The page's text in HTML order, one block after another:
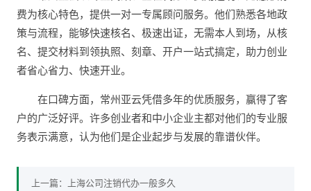
费为核心特色，提供一对一专属顾问服务。他们熟悉各地政
策与流程，能够快速核名、极速出证，无需本人到场，从核
名、提交材料到领执照、刻章、开户一站式搞定，助力创业
者省心省力、快速开业。
在口碑方面，常州亚云凭借多年的优质服务，赢得了客
户的广泛好评。许多创业者和中小企业主都对他们的专业服
务表示满意，认为他们是企业起步与发展的靠谱伙伴。
上一篇：
上海公司注销代办一般多久